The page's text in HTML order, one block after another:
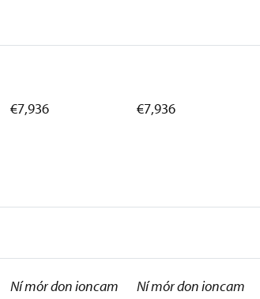
€7,936 €7,936
Ní mór don ioncam
Ní mór don ioncam